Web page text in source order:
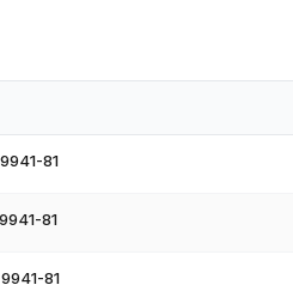
давлением при температурах
допуски, чистая
поставляем электросварные
81
81
81